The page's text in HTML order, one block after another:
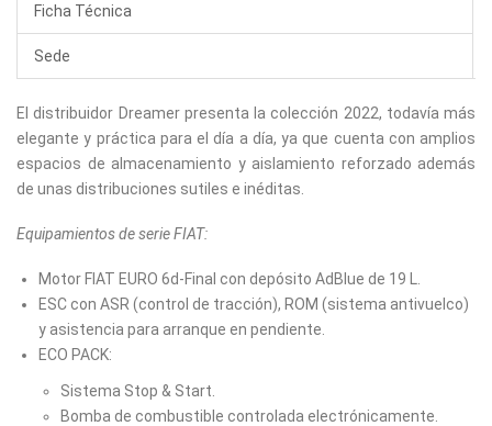
Ficha Técnica
Sede
El distribuidor Dreamer presenta la colección 2022, todavía más
elegante y práctica para el día a día, ya que cuenta con amplios
espacios de almacenamiento y aislamiento reforzado además
de unas distribuciones sutiles e inéditas.
Equipamientos de serie FIAT:
Motor FIAT EURO 6d-Final con depósito AdBlue de 19 L.
ESC con ASR (control de tracción), ROM (sistema antivuelco)
y asistencia para arranque en pendiente.
ECO PACK:
Sistema Stop & Start.
Bomba de combustible controlada electrónicamente.